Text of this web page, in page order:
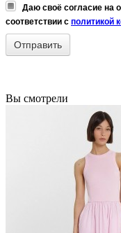
Даю своё согласие на
соответствии с политикой
Вы смотрели